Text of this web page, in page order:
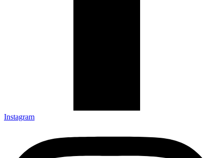
Instagram